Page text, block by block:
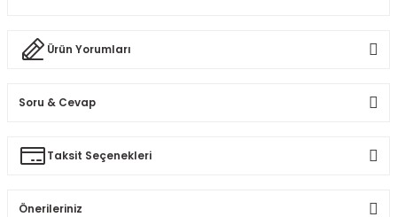
Ürün Yorumları
Soru & Cevap
Taksit Seçenekleri
Önerileriniz